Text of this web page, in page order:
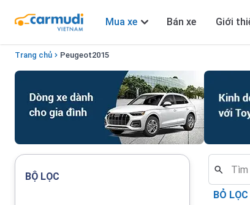
Mua xe Bán xe Giới
Trang chủ Peugeot2015
BỘ LỌC
BỎ LỌC